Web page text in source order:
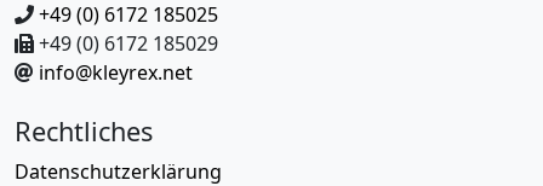
+49 (0) 6172 185025
+49 (0) 6172 185029
info@kleyrex.net
Rechtliches
Datenschutzerklärung